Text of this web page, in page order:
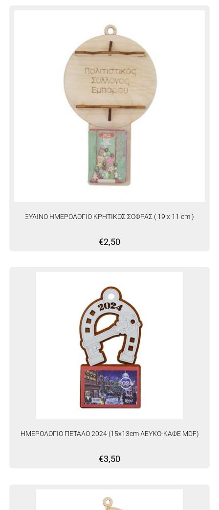
ΞΥΛΙΝΟ ΗΜΕΡΟΛΟΓΙΟ ΚΡΗΤΙΚΟΣ ΣΟΦΡΑΣ ( 19 x 11 cm )
€2,50
ΗΜΕΡΟΛΟΓΙΟ ΠΕΤΑΛΟ 2024 (15x13cm ΛΕΥΚΟ-ΚΑΦΕ MDF)
€3,50